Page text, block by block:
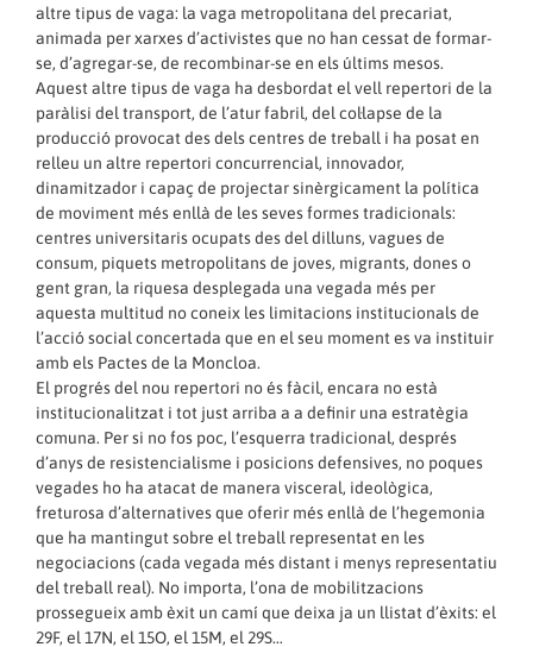
altre tipus de vaga: la vaga metropolitana del precariat,
animada per xarxes d’activistes que no han cessat de formar-
se, d’agregar-se, de recombinar-se en els últims mesos.
Aquest altre tipus de vaga ha desbordat el vell repertori de la
paràlisi del transport, de l’atur fabril, del col·lapse de la
producció provocat des dels centres de treball i ha posat en
relleu un altre repertori concurrencial, innovador,
dinamitzador i capaç de projectar sinèrgicament la política
de moviment més enllà de les seves formes tradicionals:
centres universitaris ocupats des del dilluns, vagues de
consum, piquets metropolitans de joves, migrants, dones o
gent gran, la riquesa desplegada una vegada més per
aquesta multitud no coneix les limitacions institucionals de
l’acció social concertada que en el seu moment es va instituir
amb els Pactes de la Moncloa.
El progrés del nou repertori no és fàcil, encara no està
institucionalitzat i tot just arriba a a definir una estratègia
comuna. Per si no fos poc, l’esquerra tradicional, després
d’anys de resistencialisme i posicions defensives, no poques
vegades ho ha atacat de manera visceral, ideològica,
freturosa d’alternatives que oferir més enllà de l’hegemonia
que ha mantingut sobre el treball representat en les
negociacions (cada vegada més distant i menys representatiu
del treball real). No importa, l’ona de mobilitzacions
prossegueix amb èxit un camí que deixa ja un llistat d’èxits: el
29F, el 17N, el 15O, el 15M, el 29S…